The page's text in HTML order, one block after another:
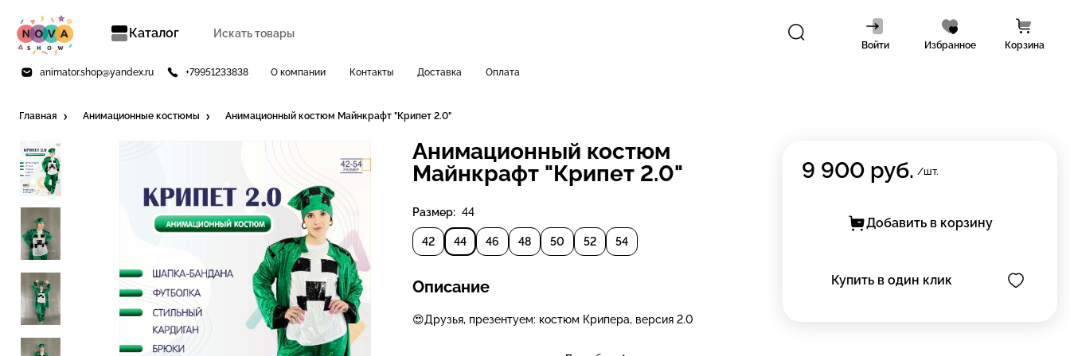
Каталог
Войти Избранное Корзина
animator.shop@yandex.ru +79951233838 О компании Контакты Доставка Оплата
Главная Анимационные костюмы Анимационный костюм Майнкрафт "Крипет 2.0"
Анимационный костюм
Майнкрафт "Крипет 2.0"
Размер: 44
42 44 46 48 50 52 54
Описание
😍Друзья, презентуем: костюм Крипера, версия 2.0
9 900 руб. /шт.
Добавить в корзину
Купить в один клик